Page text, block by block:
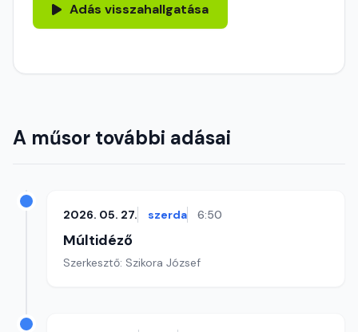
Adás visszahallgatása
A műsor további adásai
2026. 05. 27. szerda 6:50
Múltidéző
Szerkesztő: Szikora József